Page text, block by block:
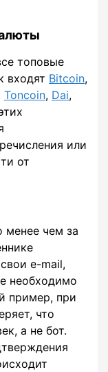
топовые
входят Bitcoin,
Toncoin, Dai,
или
от
менее чем за
e-mail,
необходимо
пример, при
что
а не бот.